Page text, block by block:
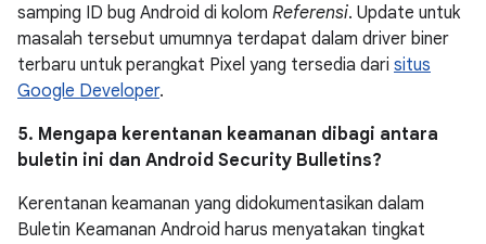
samping ID bug Android di kolom Referensi. Update untuk
masalah tersebut umumnya terdapat dalam driver biner
terbaru untuk perangkat Pixel yang tersedia dari situs
Google Developer.
5. Mengapa kerentanan keamanan dibagi antara
buletin ini dan Android Security Bulletins?
Kerentanan keamanan yang didokumentasikan dalam
Buletin Keamanan Android harus menyatakan tingkat